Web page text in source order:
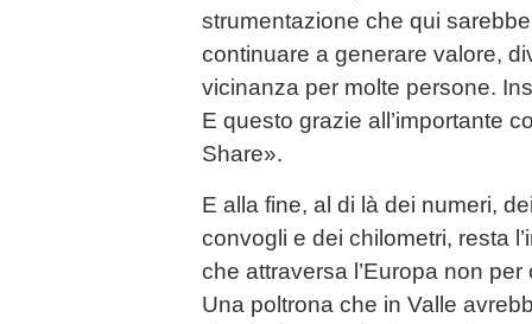
strumentazione che qui
continuare a generare valore,
vicinanza per molte persone.
E questo grazie all’importante
Share».
E alla fine, al di là dei numeri,
convogli e dei chilometri, resta
che attraversa l’Europa non
Una poltrona che in Valle